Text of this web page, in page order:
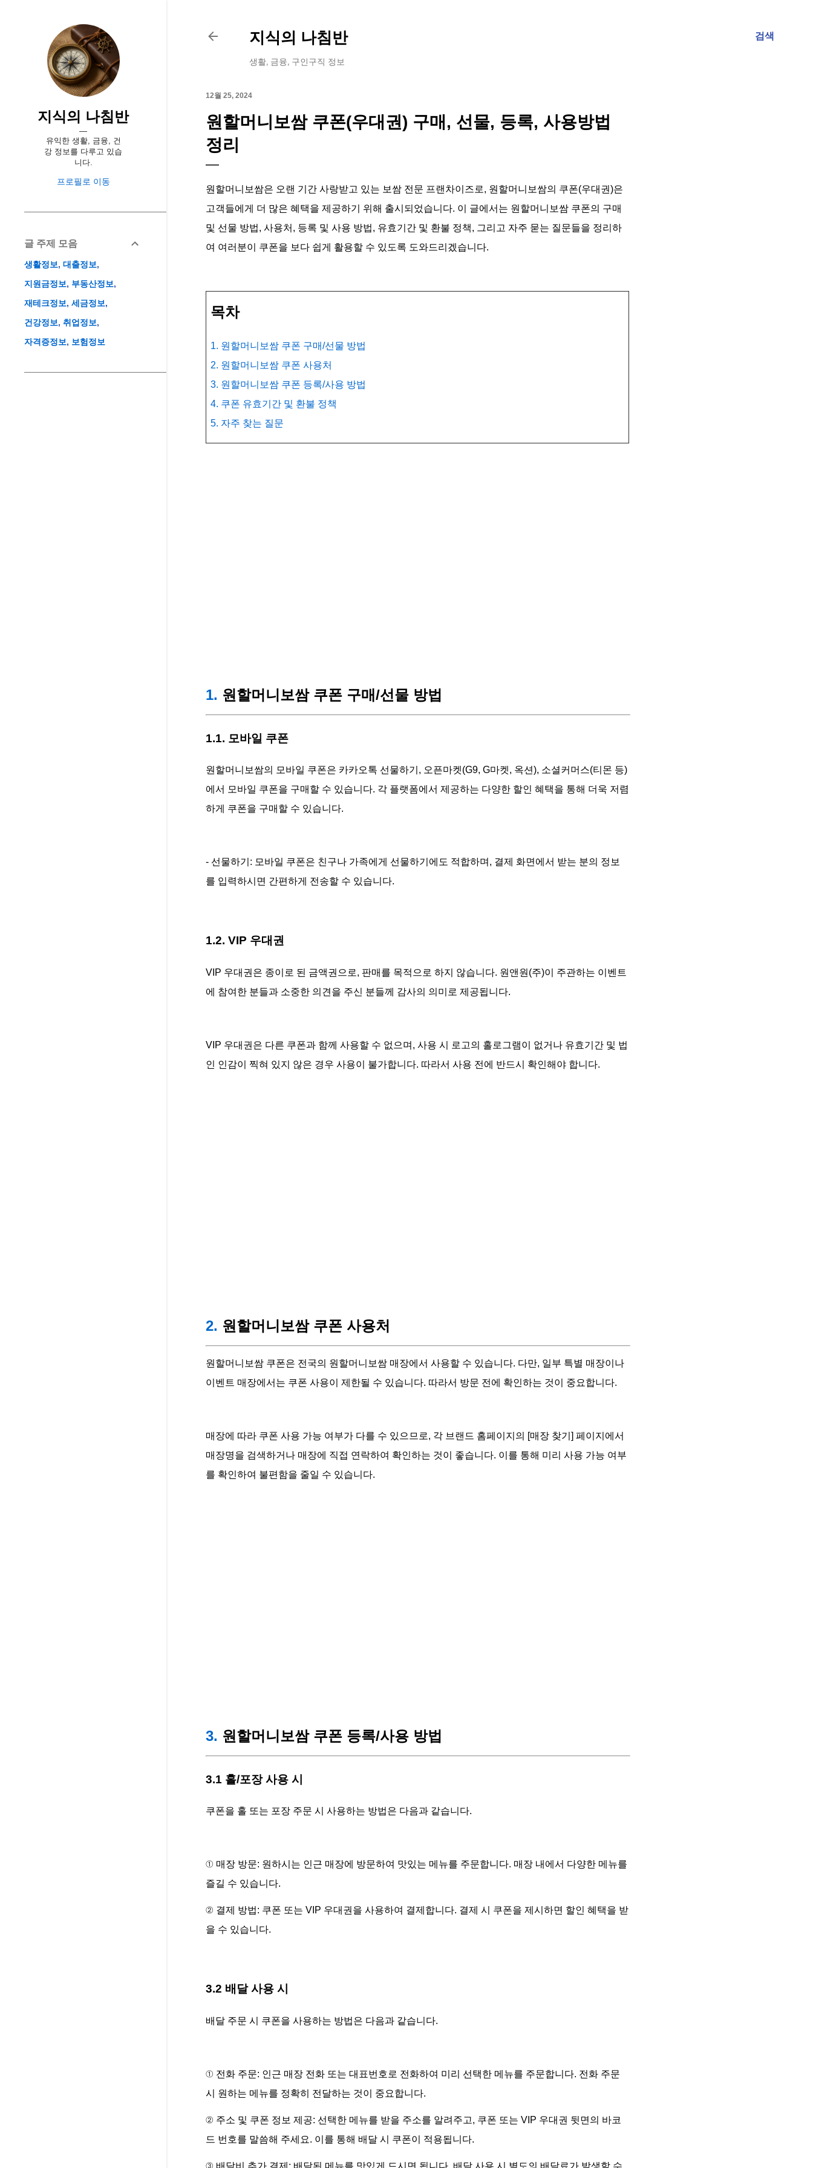
검색
지식의 나침반
생활, 금융, 구인구직 정보
12월 25, 2024
원할머니보쌈 쿠폰(우대권) 구매, 선물, 등록, 사용방법
정리
원할머니보쌈은 오랜 기간 사랑받고 있는 보쌈 전문 프랜차이즈로, 원할머니보쌈의 쿠폰(우대권)은
고객들에게 더 많은 혜택을 제공하기 위해 출시되었습니다. 이 글에서는 원할머니보쌈 쿠폰의 구매
및 선물 방법, 사용처, 등록 및 사용 방법, 유효기간 및 환불 정책, 그리고 자주 묻는 질문들을 정리하
여 여러분이 쿠폰을 보다 쉽게 활용할 수 있도록 도와드리겠습니다.
목차
1. 원할머니보쌈 쿠폰 구매/선물 방법
2. 원할머니보쌈 쿠폰 사용처
3. 원할머니보쌈 쿠폰 등록/사용 방법
4. 쿠폰 유효기간 및 환불 정책
5. 자주 찾는 질문
1. 원할머니보쌈 쿠폰 구매/선물 방법
1.1. 모바일 쿠폰
원할머니보쌈의 모바일 쿠폰은 카카오톡 선물하기, 오픈마켓(G9, G마켓, 옥션), 소셜커머스(티몬 등)
에서 모바일 쿠폰을 구매할 수 있습니다. 각 플랫폼에서 제공하는 다양한 할인 혜택을 통해 더욱 저렴
하게 쿠폰을 구매할 수 있습니다.
- 선물하기: 모바일 쿠폰은 친구나 가족에게 선물하기에도 적합하며, 결제 화면에서 받는 분의 정보
를 입력하시면 간편하게 전송할 수 있습니다.
1.2. VIP 우대권
VIP 우대권은 종이로 된 금액권으로, 판매를 목적으로 하지 않습니다. 원앤원(주)이 주관하는 이벤트
에 참여한 분들과 소중한 의견을 주신 분들께 감사의 의미로 제공됩니다.
VIP 우대권은 다른 쿠폰과 함께 사용할 수 없으며, 사용 시 로고의 홀로그램이 없거나 유효기간 및 법
인 인감이 찍혀 있지 않은 경우 사용이 불가합니다. 따라서 사용 전에 반드시 확인해야 합니다.
2. 원할머니보쌈 쿠폰 사용처
원할머니보쌈 쿠폰은 전국의 원할머니보쌈 매장에서 사용할 수 있습니다. 다만, 일부 특별 매장이나
이벤트 매장에서는 쿠폰 사용이 제한될 수 있습니다. 따라서 방문 전에 확인하는 것이 중요합니다.
매장에 따라 쿠폰 사용 가능 여부가 다를 수 있으므로, 각 브랜드 홈페이지의 [매장 찾기] 페이지에서
매장명을 검색하거나 매장에 직접 연락하여 확인하는 것이 좋습니다. 이를 통해 미리 사용 가능 여부
를 확인하여 불편함을 줄일 수 있습니다.
3. 원할머니보쌈 쿠폰 등록/사용 방법
3.1 홀/포장 사용 시
쿠폰을 홀 또는 포장 주문 시 사용하는 방법은 다음과 같습니다.
① 매장 방문: 원하시는 인근 매장에 방문하여 맛있는 메뉴를 주문합니다. 매장 내에서 다양한 메뉴를
즐길 수 있습니다.
② 결제 방법: 쿠폰 또는 VIP 우대권을 사용하여 결제합니다. 결제 시 쿠폰을 제시하면 할인 혜택을 받
을 수 있습니다.
3.2 배달 사용 시
배달 주문 시 쿠폰을 사용하는 방법은 다음과 같습니다.
① 전화 주문: 인근 매장 전화 또는 대표번호로 전화하여 미리 선택한 메뉴를 주문합니다. 전화 주문
시 원하는 메뉴를 정확히 전달하는 것이 중요합니다.
② 주소 및 쿠폰 정보 제공: 선택한 메뉴를 받을 주소를 알려주고, 쿠폰 또는 VIP 우대권 뒷면의 바코
드 번호를 말씀해 주세요. 이를 통해 배달 시 쿠폰이 적용됩니다.
③ 배달비 추가 결제: 배달된 메뉴를 맛있게 드시면 됩니다. 배달 사용 시 별도의 배달료가 발생할 수
지식의 나침반
유익한 생활, 금융, 건
강 정보를 다루고 있습
니다.
프로필로 이동
글 주제 모음
생활정보
대출정보
지원금정보
부동산정보
재테크정보
세금정보
건강정보
취업정보
자격증정보
보험정보